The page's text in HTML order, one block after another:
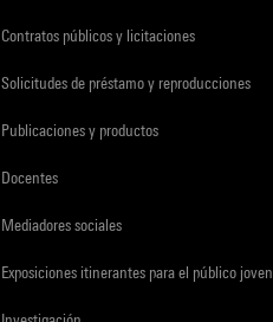
Contratos públicos y licitaciones
Solicitudes de préstamo y reproducciones
Publicaciones y productos
Docentes
Mediadores sociales
Exposiciones itinerantes para el público joven